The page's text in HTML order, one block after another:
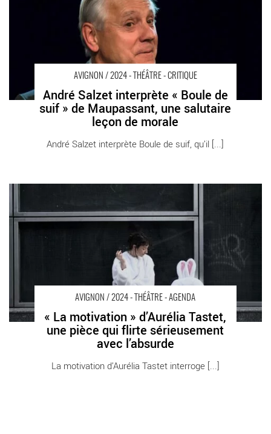
AVIGNON / 2024 - THÉÂTRE - CRITIQUE
André Salzet interprète « Boule de
suif » de Maupassant, une salutaire
leçon de morale
André Salzet interprète Boule de suif, qu’il [...]
AVIGNON / 2024 - THÉÂTRE - AGENDA
« La motivation » d’Aurélia Tastet,
une pièce qui flirte sérieusement
avec l’absurde
La motivation d’Aurélia Tastet interroge [...]
« La motivation » d’Aurélia Tastet, une pièce qui flirte
sérieusement avec l’absurde - Critique sortie Avignon / 2024
Villeneuve-lès-Avignon Avignon Off. Festival Villeneuve en Scène